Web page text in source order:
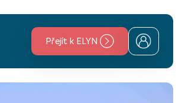
Přejít k ELYN